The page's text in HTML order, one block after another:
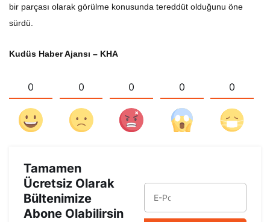
bir parçası olarak görülme konusunda tereddüt olduğunu öne
sürdü.
Kudüs Haber Ajansı – KHA
0 0 0 0 0
Tamamen
Ücretsiz Olarak
Bültenimize
Abone Olabilirsin